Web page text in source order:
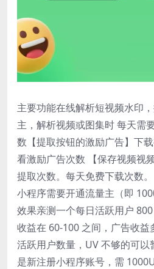
主要功能在线解析短视频水印
主，解析视频或图集时 每天需
数【提取按钮的激励广告】下
看激励广告次数 【保存视频视
提取次数。每天免费下载次数。
小程序需要开通流量主（即
效果亲测一个每日活跃用户
收益在 60-100 之间，广告收
活跃用户数量，UV 不够的可
是新注册小程序账号，需